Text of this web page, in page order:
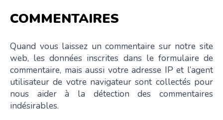
COMMENTAIRES
Quand vous laissez un commentaire sur notre site
web, les données inscrites dans le formulaire de
commentaire, mais aussi votre adresse IP et l’agent
utilisateur de votre navigateur sont collectés pour
nous aider à la détection des commentaires
indésirables.